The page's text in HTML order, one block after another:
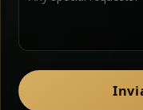
a mild vegetarian
Zil Zil Tibs
Tender beef